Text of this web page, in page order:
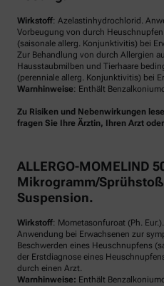
Wirkstoff: Azelastinhydrochlorid.
Vorbeugung von durch
(saisonale allerg. Konjunktivitis) bei
Zur Behandlung von durch Allergien
Hausstaubmilben und Tierhaare
(perenniale allerg. Konjunktivitis) bei
Warnhinweise: Enthält
Zu Risiken und Nebenwirkungen
fragen Sie Ihre Ärztin, Ihren Arzt
ALLERGO-MOMELIND
Mikrogramm/
Suspension.
Wirkstoff: Mometasonfuroat (Ph.
Anwendung bei Erwachsenen zur
Beschwerden eines Heuschnupfens
der Erstdiagnose eines
durch einen Arzt.
Warnhinweise: Enthält